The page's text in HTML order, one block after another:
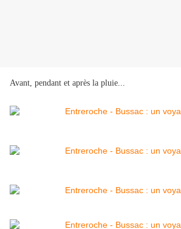
Avant, pendant et après la pluie...